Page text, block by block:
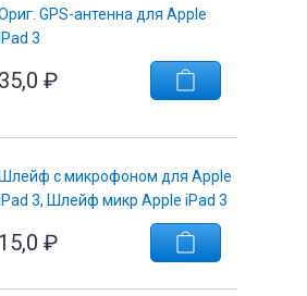
GPS-антенна для Apple
IPad 3
35,0 ₽
Шлейф с микрофоном для Apple
3, Шлейф микр Apple iPad 3
15,0 ₽